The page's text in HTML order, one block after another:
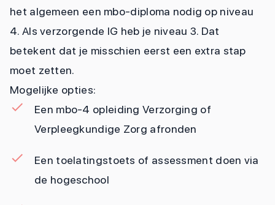
het algemeen een mbo-diploma nodig op niveau
4. Als verzorgende IG heb je niveau 3. Dat
betekent dat je misschien eerst een extra stap
moet zetten.
Mogelijke opties:
Een mbo-4 opleiding Verzorging of
Verpleegkundige Zorg afronden
Een toelatingstoets of assessment doen via
de hogeschool